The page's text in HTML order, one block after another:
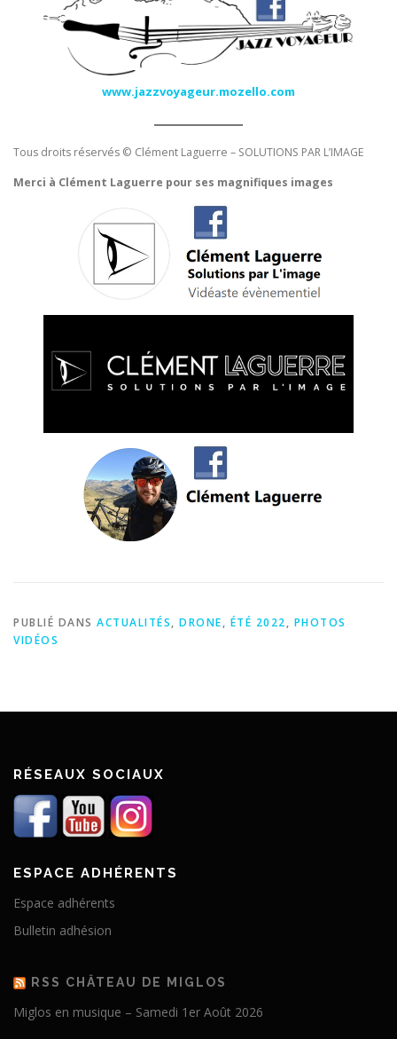
www.jazzvoyageur.mozello.com
Tous droits réservés © Clément Laguerre – SOLUTIONS PAR L’IMAGE
Merci à Clément Laguerre pour ses magnifiques images
PUBLIÉ DANS ACTUALITÉS, DRONE, ÉTÉ 2022, PHOTOS
VIDÉOS
RÉSEAUX SOCIAUX
ESPACE ADHÉRENTS
Espace adhérents
Bulletin adhésion
RSS CHÂTEAU DE MIGLOS
Miglos en musique – Samedi 1er Août 2026